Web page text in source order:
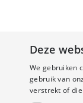
Deze
We gebruiken
gebruik van
verstrekt of